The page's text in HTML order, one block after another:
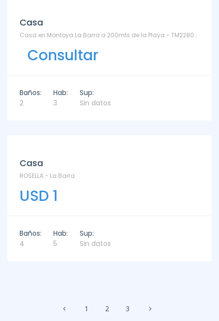
Casa
Casa en Montoya La Barra a 200mts de la Playa - TM2280966 - Montoya
Consultar
Baños:
2
Hab:
3
Sup:
Sin datos
Casa
ROSELLA - La Barra
USD 1
Baños:
4
Hab:
5
Sup:
Sin datos
1 2 3